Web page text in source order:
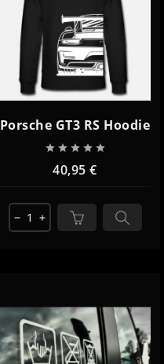
Porsche GT3 RS Hoodie
    
40,95 €
remove add